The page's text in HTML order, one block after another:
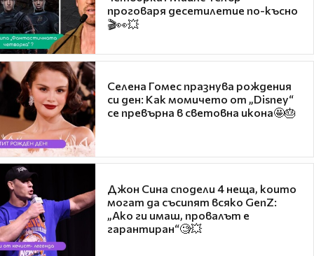
проговаря десетилетие по-късно
🎬👀💥
Селена Гомес празнува рождения
си ден: Как момичето от „Disney“
се превърна в световна икона🤩🎂
Джон Сина сподели 4 неща, които
могат да съсипят всяко GenZ:
„Ако ги имаш, провалът е
гарантиран“🧐💥